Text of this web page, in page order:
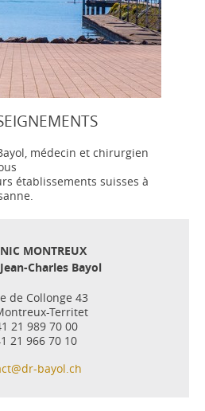
médecin et chirurgien
établissements suisses à
MONTREUX
Charles Bayol
de Collonge 43
Territet
21 989 70 00
21 966 70 10
bayol.ch